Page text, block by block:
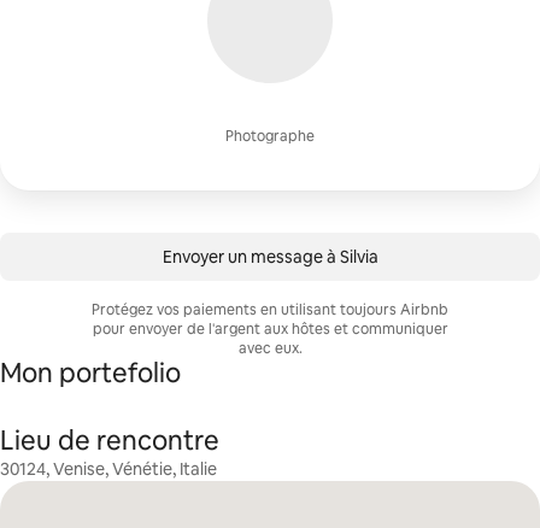
Photographe
Envoyer un message à Silvia
Protégez vos paiements en utilisant toujours Airbnb
pour envoyer de l'argent aux hôtes et communiquer
avec eux.
Mon portefolio
Lieu de rencontre
30124, Venise, Vénétie, Italie